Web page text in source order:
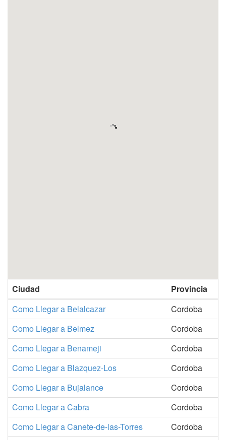
Ciudad
Provincia
Como Llegar a Belalcazar
Cordoba
Como Llegar a Belmez
Cordoba
Como Llegar a Benameji
Cordoba
Como Llegar a Blazquez-Los
Cordoba
Como Llegar a Bujalance
Cordoba
Como Llegar a Cabra
Cordoba
Como Llegar a Canete-de-las-Torres
Cordoba